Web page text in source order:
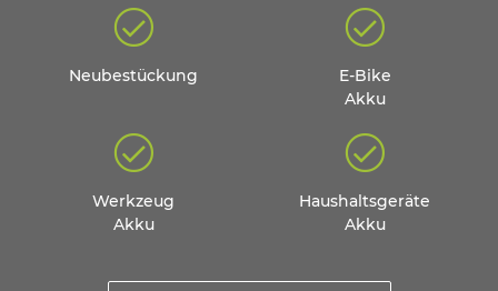
Neubestückung
E-Bike
Akku
Werkzeug
Akku
Haushaltsgeräte
Akku